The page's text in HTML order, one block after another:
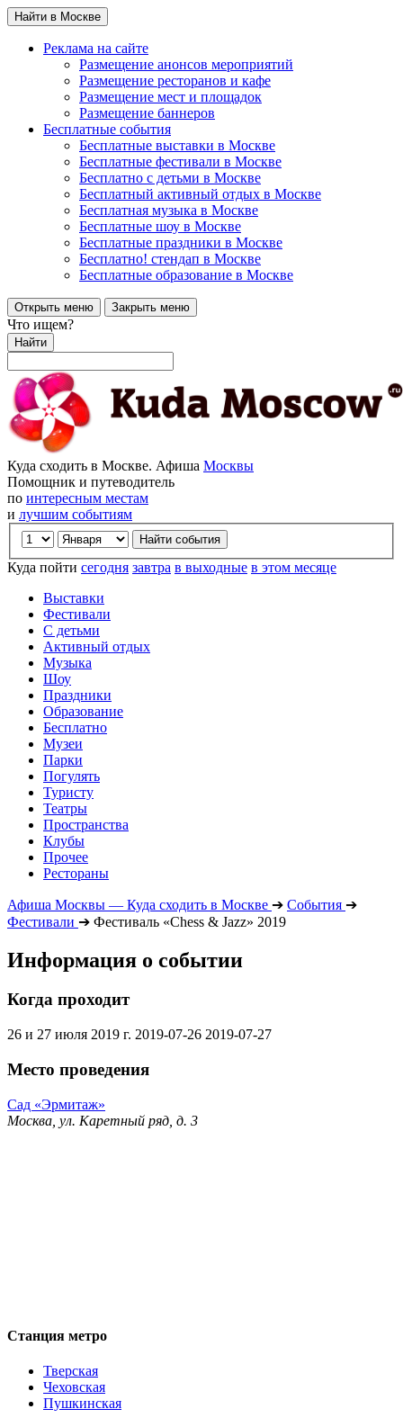
Найти в Москве
Реклама на сайте
Размещение анонсов мероприятий
Размещение ресторанов и кафе
Размещение мест и площадок
Размещение баннеров
Бесплатные события
Бесплатные выставки в Москве
Бесплатные фестивали в Москве
Бесплатно с детьми в Москве
Бесплатный активный отдых в Москве
Бесплатная музыка в Москве
Бесплатные шоу в Москве
Бесплатные праздники в Москве
Бесплатно! стендап в Москве
Бесплатные образование в Москве
Открыть меню Закрыть меню
Что ищем?
Найти
Куда сходить в Москве. Афиша Москвы
Помощник и путеводитель
по интересным местам
и лучшим событиям
Куда пойти сегодня завтра в выходные в этом месяце
Выставки
Фестивали
С детьми
Активный отдых
Музыка
Шоу
Праздники
Образование
Бесплатно
Музеи
Парки
Погулять
Туристу
Театры
Пространства
Клубы
Прочее
Рестораны
Афиша Москвы — Куда сходить в Москве ➔ События ➔
Фестивали ➔ Фестиваль «Chess & Jazz» 2019
Информация о событии
Когда проходит
26 и 27 июля 2019 г. 2019-07-26 2019-07-27
Место проведения
Сад «Эрмитаж»
Москва, ул. Каретный ряд, д. 3
Станция метро
Тверская
Чеховская
Пушкинская